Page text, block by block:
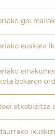
goi
euskara
bekaren
etxebizitza